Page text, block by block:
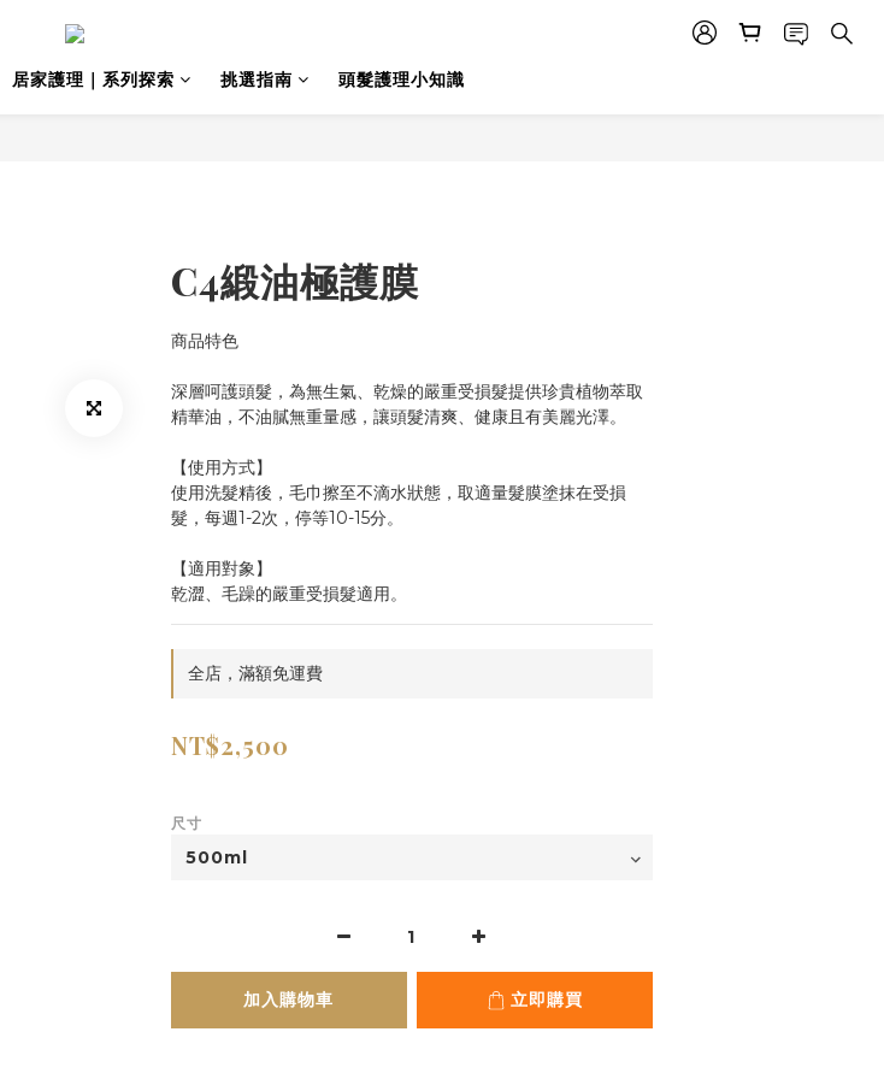
居家護理｜系列探索 挑選指南 頭髮護理小知識
C4緞油極護膜
商品特色
深層呵護頭髮，為無生氣、乾燥的嚴重受損髮提供珍貴植物萃取
精華油，不油膩無重量感，讓頭髮清爽、健康且有美麗光澤。
【使用方式】
使用洗髮精後，毛巾擦至不滴水狀態，取適量髮膜塗抹在受損
髮，每週1-2次，停等10-15分。
【適用對象】
乾澀、毛躁的嚴重受損髮適用。
全店，滿額免運費
NT$2,500
尺寸
加入購物車 立即購買